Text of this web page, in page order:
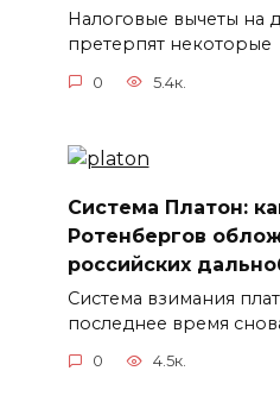
Налоговые вычеты на
претерпят некоторые
0 5.4к.
Система Платон:
Ротенбергов
российских
Система взимания
последнее время
0 4.5к.